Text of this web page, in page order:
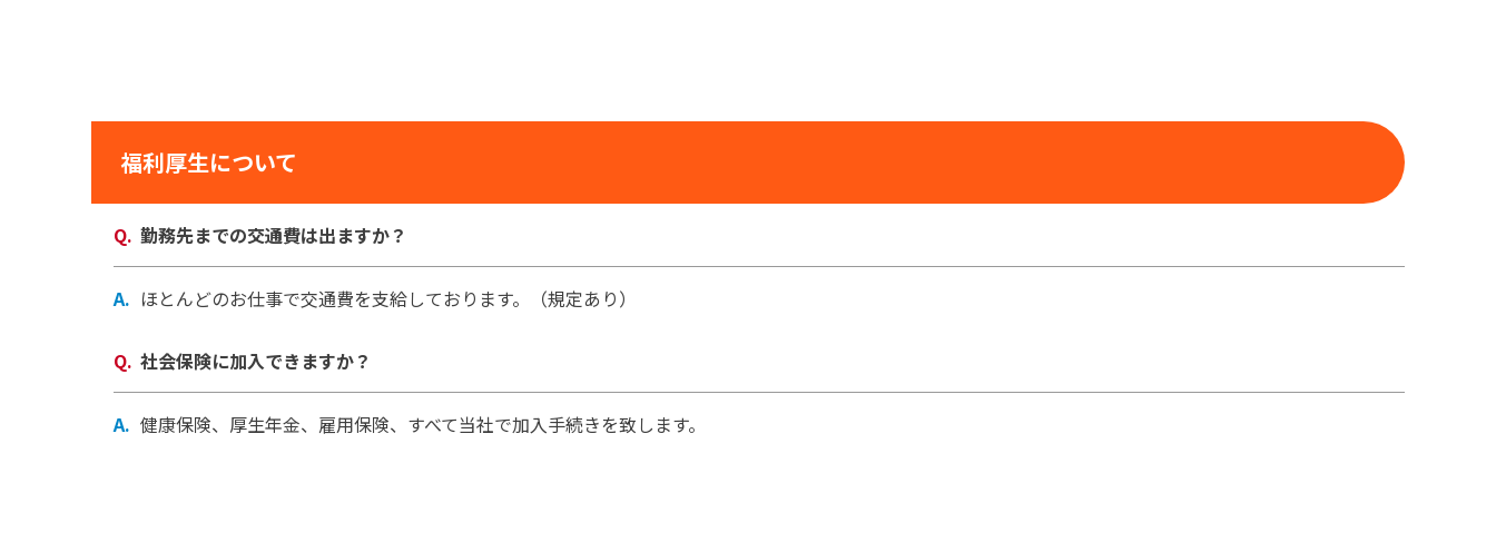
福利厚生について
勤務先までの交通費は出ますか？
ほとんどのお仕事で交通費を支給しております。（規定あり）
社会保険に加入できますか？
健康保険、厚生年金、雇用保険、すべて当社で加入手続きを致します。